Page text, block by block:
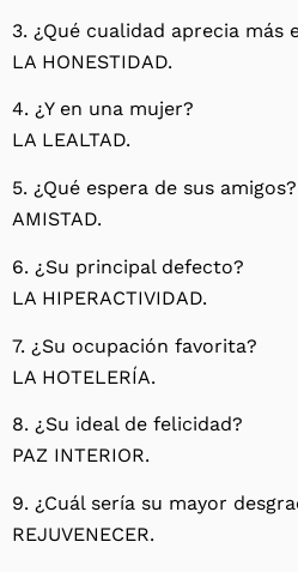
3. ¿Qué cualidad aprecia más
LA HONESTIDAD.
4. ¿Y en una mujer?
LA LEALTAD.
5. ¿Qué espera de sus amigos?
AMISTAD.
6. ¿Su principal defecto?
LA HIPERACTIVIDAD.
7. ¿Su ocupación favorita?
LA HOTELERÍA.
8. ¿Su ideal de felicidad?
PAZ INTERIOR.
9. ¿Cuál sería su mayor
REJUVENECER.